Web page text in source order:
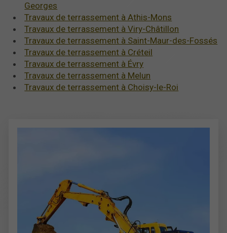
Georges
Travaux de terrassement à Athis-Mons
Travaux de terrassement à Viry-Châtillon
Travaux de terrassement à Saint-Maur-des-Fossés
Travaux de terrassement à Créteil
Travaux de terrassement à Évry
Travaux de terrassement à Melun
Travaux de terrassement à Choisy-le-Roi